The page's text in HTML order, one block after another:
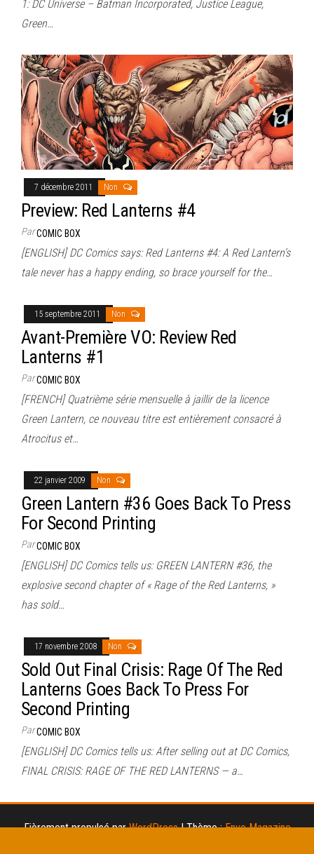
1: DC Universe – Batman Incorporated, Justice League,
Green…
7 décembre 2011 Non
Preview: Red Lanterns #4
ParCOMIC BOX
[ENGLISH] DC Comics says: Red Lanterns #4: A Red Lantern’s
tale never has a happy ending, so brace yourself for the…
15 septembre 2011 Non
Avant-Première VO: Review Red
Lanterns #1
ParCOMIC BOX
[FRENCH] Quatrième série mensuelle à jaillir de la licence
Green Lantern, ce nouveau titre est entièrement consacré à
Atrocitus et…
22 janvier 2009 Non
Green Lantern #36 Goes Back To Press
For Second Printing
ParCOMIC BOX
[ENGLISH] DC Comics tells us: GREEN LANTERN #36, the
explosive second chapter of « Rage of the Red Lanterns, »
has sold…
17 novembre 2008 Non
Sold Out Final Crisis: Rage Of The Red
Lanterns Goes Back To Press For
Second Printing
ParCOMIC BOX
[ENGLISH] DC Comics tells us: After selling out at DC Comics,
FINAL CRISIS: RAGE OF THE RED LANTERNS — a…
Fièrement propulsé parWordPress |Thème :Envo Magazine